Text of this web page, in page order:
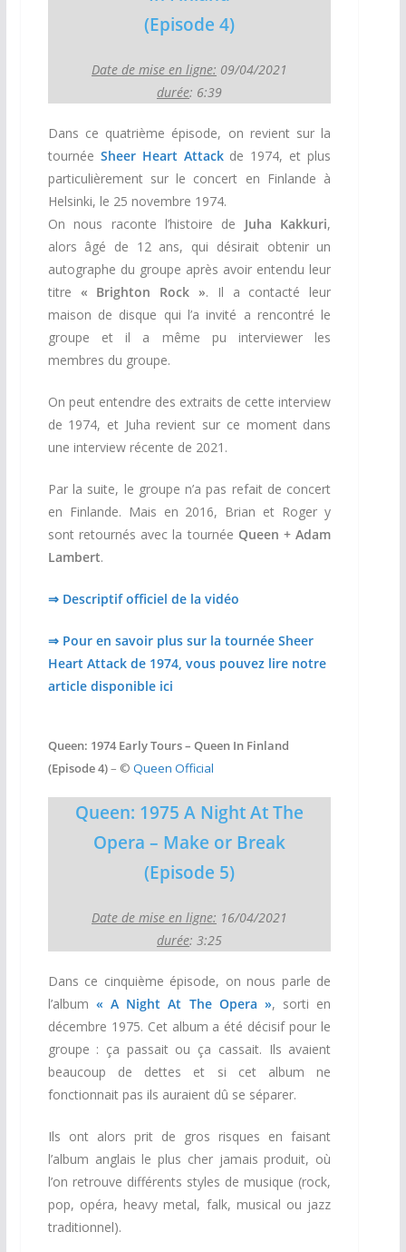
(Episode 4)
Date de mise en ligne: 09/04/2021
durée: 6:39
Dans ce quatrième épisode, on revient sur la
tournée Sheer Heart Attackde 1974, et plus
particulièrement sur le concert en Finlande à
Helsinki, le 25 novembre 1974.
On nous raconte l’histoire de Juha Kakkuri,
alors âgé de 12 ans, qui désirait obtenir un
autographe du groupe après avoir entendu leur
titre « Brighton Rock ». Il a contacté leur
maison de disque qui l’a invité a rencontré le
groupe et il a même pu interviewer les
membres du groupe.
On peut entendre des extraits de cette interview
de 1974, et Juha revient sur ce moment dans
une interview récente de 2021.
Par la suite, le groupe n’a pas refait de concert
en Finlande. Mais en 2016, Brian et Roger y
sont retournés avec la tournée Queen + Adam
Lambert.
⇒ Descriptif officiel de la vidéo
⇒ Pour en savoir plus sur la tournée Sheer
Heart Attack de 1974, vous pouvez lire notre
article disponible ici
Queen: 1974 Early Tours – Queen In Finland
(Episode 4)– © Queen Official
Queen: 1975 A Night At The
Opera – Make or Break
(Episode 5)
Date de mise en ligne: 16/04/2021
durée: 3:25
Dans ce cinquième épisode, on nous parle de
l’album « A Night At The Opera », sorti en
décembre 1975. Cet album a été décisif pour le
groupe : ça passait ou ça cassait. Ils avaient
beaucoup de dettes et si cet album ne
fonctionnait pas ils auraient dû se séparer.
Ils ont alors prit de gros risques en faisant
l’album anglais le plus cher jamais produit, où
l’on retrouve différents styles de musique (rock,
pop, opéra, heavy metal, falk, musical ou jazz
traditionnel).